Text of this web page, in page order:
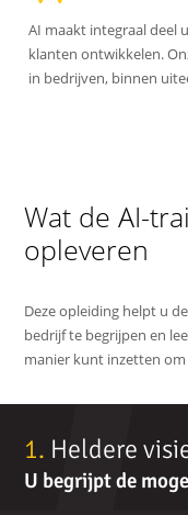
AI maakt integraal deel
klanten ontwikkelen.
in bedrijven, binnen
De
stappen
1. Heldere
U begrijpt de
Wat de AI-
opleveren
Deze opleiding helpt u
bedrijf te begrijpen en
manier kunt inzetten